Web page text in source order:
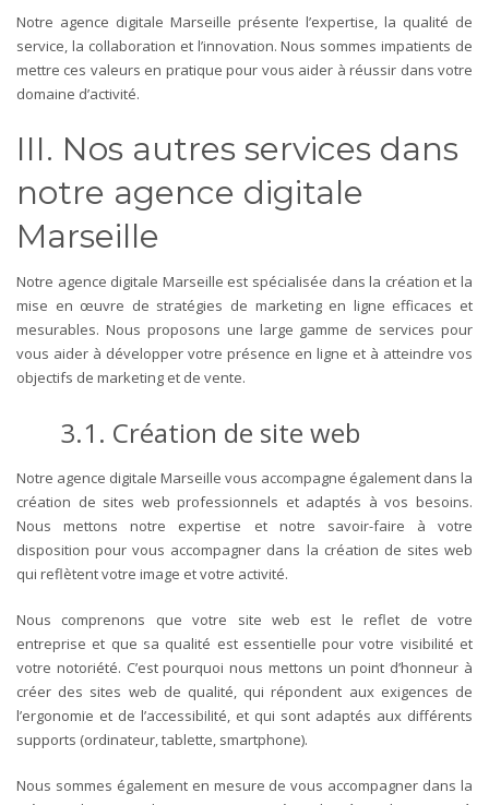
Notre agence digitale Marseille présente l’expertise, la qualité de
service, la collaboration et l’innovation. Nous sommes impatients de
mettre ces valeurs en pratique pour vous aider à réussir dans votre
domaine d’activité.
III. Nos autres services dans
notre agence digitale
Marseille
Notre agence digitale Marseille est spécialisée dans la création et la
mise en œuvre de stratégies de marketing en ligne efficaces et
mesurables. Nous proposons une large gamme de services pour
vous aider à développer votre présence en ligne et à atteindre vos
objectifs de marketing et de vente.
3.1. Création de site web
Notre agence digitale Marseille vous accompagne également dans la
création de sites web professionnels et adaptés à vos besoins.
Nous mettons notre expertise et notre savoir-faire à votre
disposition pour vous accompagner dans la création de sites web
qui reflètent votre image et votre activité.
Nous comprenons que votre site web est le reflet de votre
entreprise et que sa qualité est essentielle pour votre visibilité et
votre notoriété. C’est pourquoi nous mettons un point d’honneur à
créer des sites web de qualité, qui répondent aux exigences de
l’ergonomie et de l’accessibilité, et qui sont adaptés aux différents
supports (ordinateur, tablette, smartphone).
Nous sommes également en mesure de vous accompagner dans la